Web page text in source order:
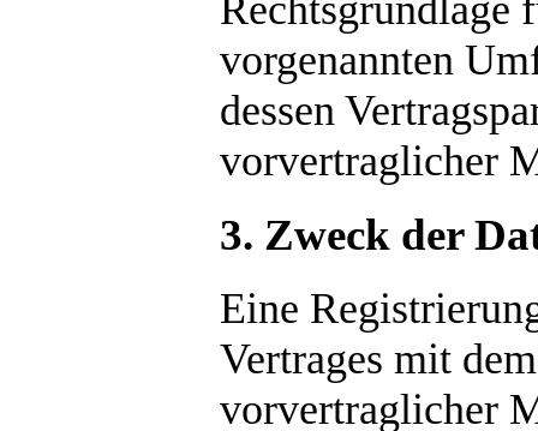
Rechtsgrundlage
vorgenannten
dessen
vorvertraglicher
3. Zweck der
Eine
Vertrages mit
vorvertraglicher